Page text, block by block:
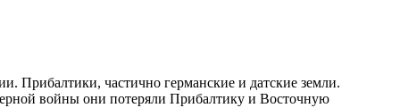
Прибалтики, частично германские и датские земли.
войны они потеряли Прибалтику и Восточную